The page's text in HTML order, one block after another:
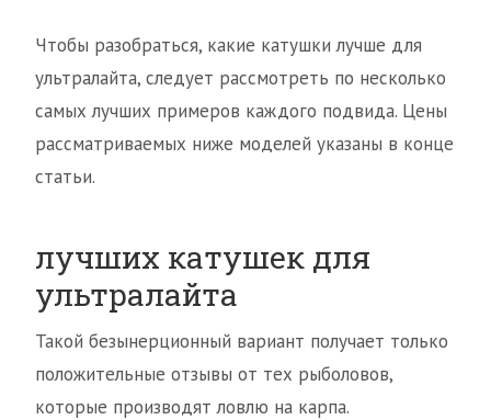
Чтобы разобраться, какие катушки лучше для
ультралайта, следует рассмотреть по несколько
самых лучших примеров каждого подвида. Цены
рассматриваемых ниже моделей указаны в конце
статьи.
лучших катушек для
ультралайта
Такой безынерционный вариант получает только
положительные отзывы от тех рыболовов,
которые производят ловлю на карпа.